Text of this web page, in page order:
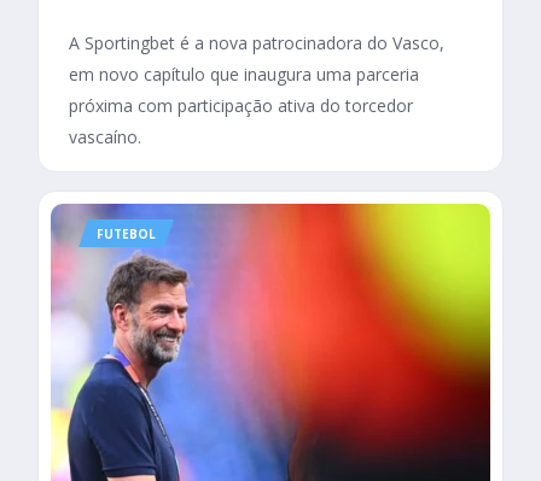
A Sportingbet é a nova patrocinadora do Vasco,
em novo capítulo que inaugura uma parceria
próxima com participação ativa do torcedor
vascaíno.
FUTEBOL